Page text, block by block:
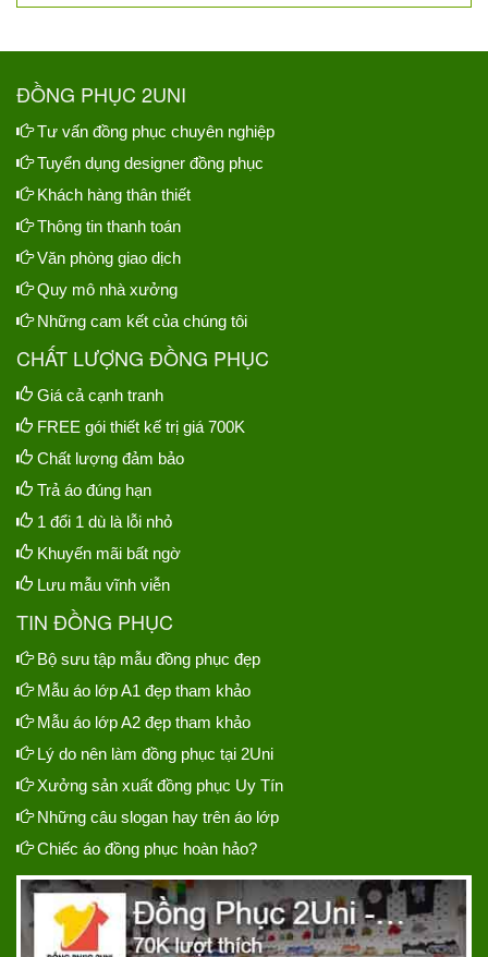
ĐỒNG PHỤC 2UNI
Tư vấn đồng phục chuyên nghiệp
Tuyển dụng designer đồng phục
Khách hàng thân thiết
Thông tin thanh toán
Văn phòng giao dịch
Quy mô nhà xưởng
Những cam kết của chúng tôi
CHẤT LƯỢNG ĐỒNG PHỤC
Giá cả cạnh tranh
FREE gói thiết kế trị giá 700K
Chất lượng đảm bảo
Trả áo đúng hạn
1 đổi 1 dù là lỗi nhỏ
Khuyến mãi bất ngờ
Lưu mẫu vĩnh viễn
TIN ĐỒNG PHỤC
Bộ sưu tập mẫu đồng phục đẹp
Mẫu áo lớp A1 đẹp tham khảo
Mẫu áo lớp A2 đẹp tham khảo
Lý do nên làm đồng phục tại 2Uni
Xưởng sản xuất đồng phục Uy Tín
Những câu slogan hay trên áo lớp
Chiếc áo đồng phục hoàn hảo?